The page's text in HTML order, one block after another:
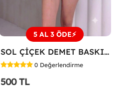
5 AL 3 ÖDE⚡
SOL ÇİÇEK DEMET BASKILI TİŞÖRT Pembe
0 Değerlendirme
500 TL